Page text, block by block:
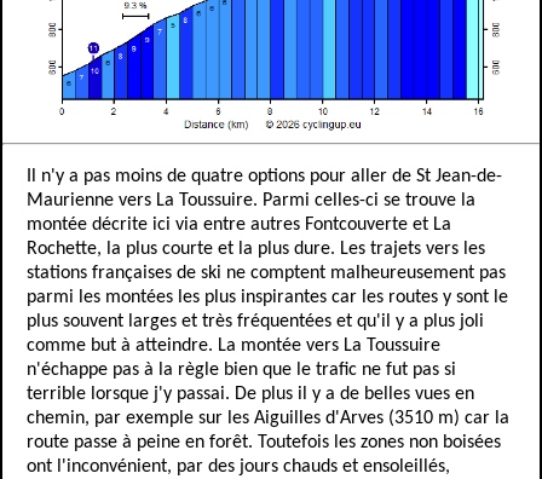
Il n'y a pas moins de quatre options pour aller de St Jean-de-
Maurienne vers La Toussuire. Parmi celles-ci se trouve la
montée décrite ici via entre autres Fontcouverte et La
Rochette, la plus courte et la plus dure. Les trajets vers les
stations françaises de ski ne comptent malheureusement pas
parmi les montées les plus inspirantes car les routes y sont le
plus souvent larges et très fréquentées et qu'il y a plus joli
comme but à atteindre. La montée vers La Toussuire
n'échappe pas à la règle bien que le trafic ne fut pas si
terrible lorsque j'y passai. De plus il y a de belles vues en
chemin, par exemple sur les Aiguilles d'Arves (3510 m) car la
route passe à peine en forêt. Toutefois les zones non boisées
ont l'inconvénient, par des jours chauds et ensoleillés,